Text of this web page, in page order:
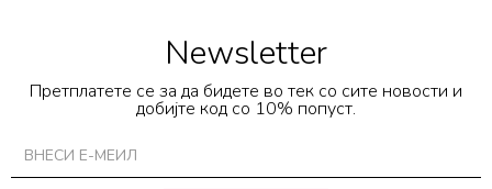
Newsletter
Претплатете се за да бидете во тек со сите новости и
добијте код со 10% попуст.